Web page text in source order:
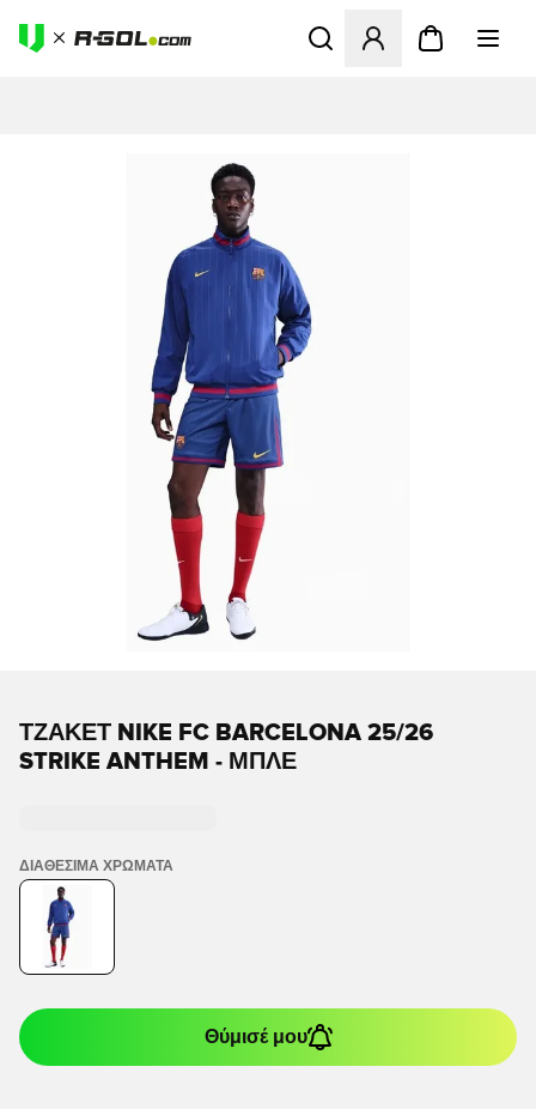
Ανοίγει ένα Modal για να
ΤΖΆΚΕΤ NIKE FC BARCELONA 25/26
STRIKE ANTHEM - ΜΠΛΕ
ΔΙΑΘΈΣΙΜΑ ΧΡΏΜΑΤΑ
Θύμισέ μου